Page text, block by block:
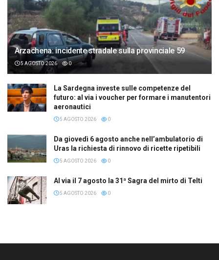
Arzachena: incidente stradale sulla provinciale 59
5 AGOSTO 2026 0
La Sardegna investe sulle competenze del
futuro: al via i voucher per formare i manutentori
aeronautici
5 AGOSTO 2026 0
Da giovedì 6 agosto anche nell’ambulatorio di
Uras la richiesta di rinnovo di ricette ripetibili
5 AGOSTO 2026 0
Al via il 7 agosto la 31ª Sagra del mirto di Telti
5 AGOSTO 2026 0